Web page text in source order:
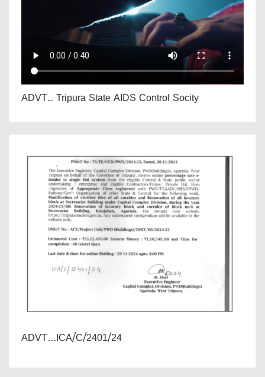
ADVT.. Tripura State AIDS Control Socity
ADVT...ICA/C/2401/24